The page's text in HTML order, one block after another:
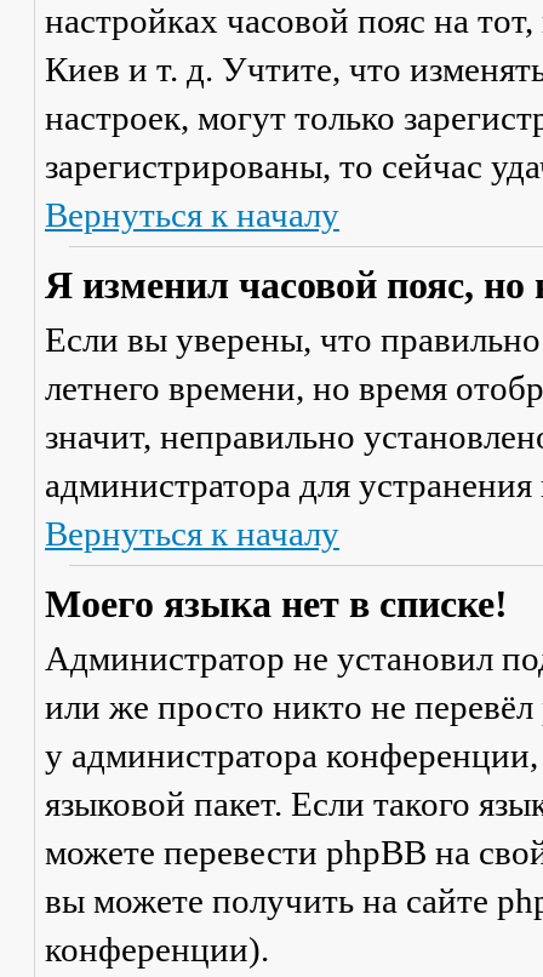
настройках часовой пояс на
Киев и т. д. Учтите, что
настроек, могут только
зарегистрированы, то сейчас
Вернуться к началу
Я изменил часовой пояс,
Если вы уверены, что
летнего времени, но время
значит, неправильно
администратора для
Вернуться к началу
Моего языка нет в списке!
Администратор не установил
или же просто никто не
у администратора
языковой пакет. Если такого
можете перевести phpBB на
вы можете получить на сайте
конференции).